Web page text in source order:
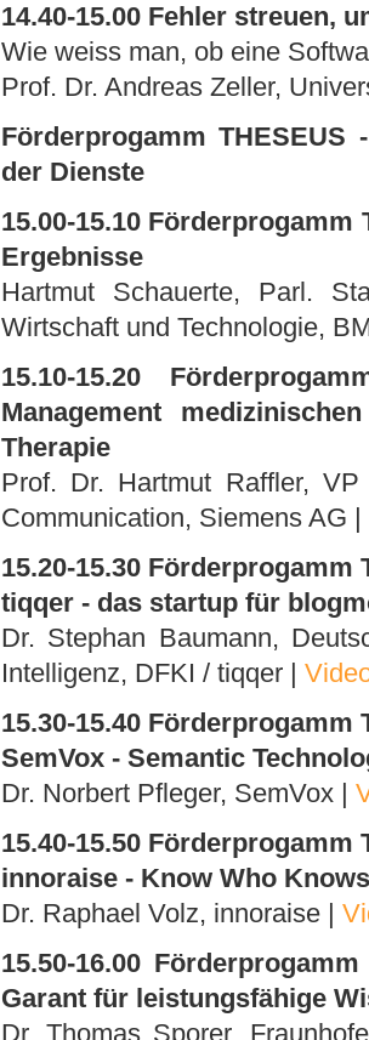
14.40-15.00 Fehler streuen,
Wie weiss man, ob eine
Prof. Dr. Andreas Zeller,
Förderprogamm
der Dienste
15.00-15.10
Ergebnisse
Hartmut Schauerte, Parl.
Wirtschaft und Technologie,
15.10-15.20
Management
Therapie
Prof. Dr. Hartmut Raffler, VP
Communication, Siemens AG |
15.20-15.30 Förderprogamm
tiqqer - das startup für
Dr. Stephan Baumann,
Intelligenz, DFKI / tiqqer |
15.30-15.40 Förderprogamm
SemVox - Semantic
Dr. Norbert Pfleger, SemVox |
15.40-15.50 Förderprogamm
innoraise - Know Who Knows
Dr. Raphael Volz, innoraise |
15.50-16.00
Garant für leistungsfähige
Dr. Thomas Sporer,